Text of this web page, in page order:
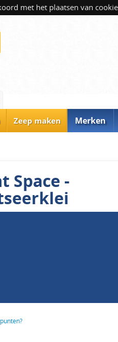
met het plaatsen van
Zeep maken Merken
Space -